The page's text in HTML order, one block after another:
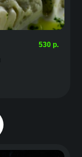
530 р.